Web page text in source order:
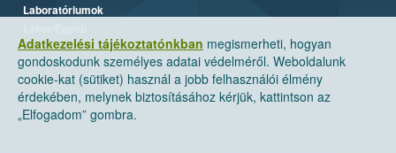
Adatkezelési tájékoztatónkban megismerheti, hogyan
gondoskodunk személyes adatai védelméről. Weboldalunk
cookie-kat (sütiket) használ a jobb felhasználói élmény
érdekében, melynek biztosításához kérjük, kattintson az
„Elfogadom” gombra.
Laboratóriumok